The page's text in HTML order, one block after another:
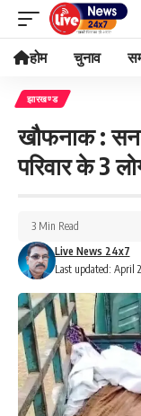
होम चुनाव
झारखण्ड
खौफनाक :
परिवार के 3
Last updated: April
Live News 24x7
3 Min Read